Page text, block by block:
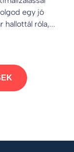
egy jó
hallottál róla,...